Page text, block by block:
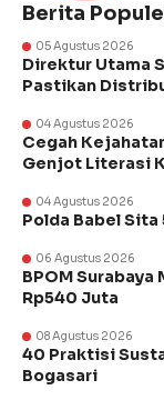
Berita
05 Agustus 2026
Direktur Utama
Pastikan
04 Agustus 2026
Cegah
Genjot Literasi
04 Agustus 2026
Polda Babel
06 Agustus 2026
BPOM
Rp540 Juta
08 Agustus 2026
40 Praktisi
Bogasari